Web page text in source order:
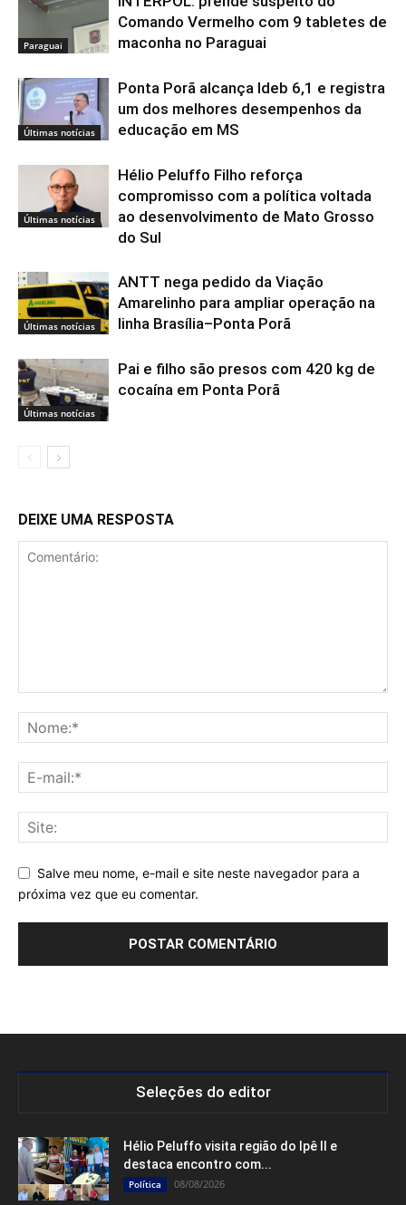
Paraguai
Comando Vermelho com 9 tabletes de
maconha no Paraguai
Últimas notícias
Ponta Porã alcança Ideb 6,1 e registra
um dos melhores desempenhos da
educação em MS
Últimas notícias
Hélio Peluffo Filho reforça
compromisso com a política voltada
ao desenvolvimento de Mato Grosso
do Sul
Últimas notícias
ANTT nega pedido da Viação
Amarelinho para ampliar operação na
linha Brasília–Ponta Porã
Últimas notícias
Pai e filho são presos com 420 kg de
cocaína em Ponta Porã
DEIXE UMA RESPOSTA
Salve meu nome, e-mail e site neste navegador para a
próxima vez que eu comentar.
Seleções do editor
Hélio Peluffo visita região do Ipê II e
destaca encontro com...
Política 08/08/2026